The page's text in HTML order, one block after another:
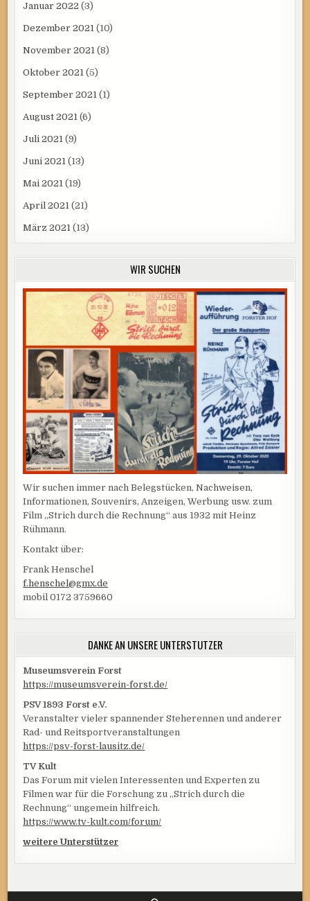
Januar 2022 (3)
Dezember 2021 (10)
November 2021 (8)
Oktober 2021 (5)
September 2021 (1)
August 2021 (6)
Juli 2021 (9)
Juni 2021 (13)
Mai 2021 (19)
April 2021 (21)
März 2021 (13)
WIR SUCHEN
Wir suchen immer nach Belegstücken, Nachweisen,
Informationen, Souvenirs, Anzeigen, Werbung usw. zum
Film „Strich durch die Rechnung“ aus 1932 mit Heinz
Rühmann.
Kontakt über:
Frank Henschel
f.henschel@gmx.de
mobil 0172 3759660
DANKE AN UNSERE UNTERSTÜTZER
Museumsverein Forst
https://museumsverein-forst.de/
PSV 1893 Forst e.V.
Veranstalter vieler spannender Steherennen und anderer
Rad- und Reitsportveranstaltungen
https://psv-forst-lausitz.de/
TV Kult
Das Forum mit vielen Interessenten und Experten zu
Filmen war für die Forschung zu „Strich durch die
Rechnung“ ungemein hilfreich.
https://www.tv-kult.com/forum/
weitere Unterstützer